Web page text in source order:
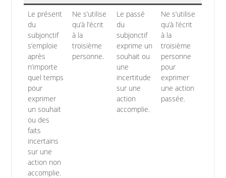
Le présent
du
subjonctif
s’emploie
après
n’importe
quel temps
pour
exprimer
un souhait
ou des
faits
incertains
sur une
action non
accomplie.
Ne s’utilise
qu’à l’écrit
à la
troisième
personne.
Le passé
du
subjonctif
exprime un
souhait ou
une
incertitude
sur une
action
accomplie.
Ne s’utilise
qu’à l’écrit
à la
troisième
personne
pour
exprimer
une action
passée.